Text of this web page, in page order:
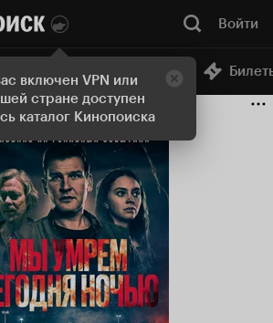
включен VPN или
стране доступен
каталог Кинопоиска
Войти
Онлайн-кинотеатр